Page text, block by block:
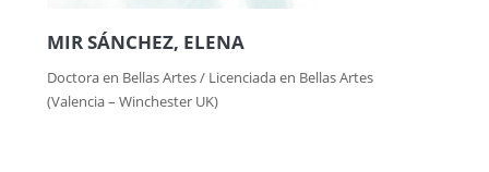
MIR SÁNCHEZ, ELENA
Doctora en Bellas Artes / Licenciada en Bellas Artes
(Valencia – Winchester UK)